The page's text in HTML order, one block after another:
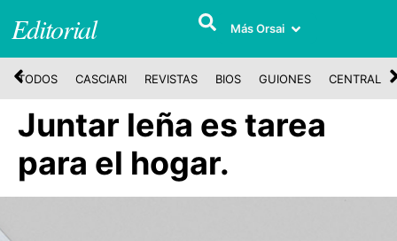
Editorial Más Orsai
TODOS CASCIARI REVISTAS BIOS GUIONES CENTRAL
Juntar leña es tarea
para el hogar.